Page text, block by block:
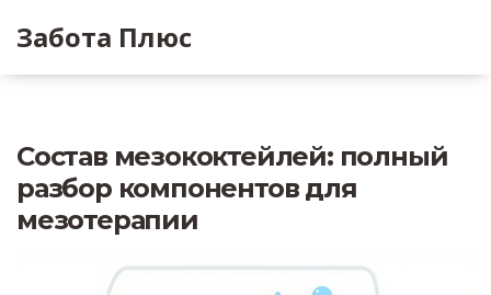
Забота Плюс
Состав мезококтейлей: полный
разбор компонентов для
мезотерапии